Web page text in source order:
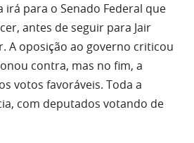
irá para o Senado Federal que
antes de seguir para Jair
A oposição ao governo criticou
contra, mas no fim, a
votos favoráveis. Toda a
com deputados votando de